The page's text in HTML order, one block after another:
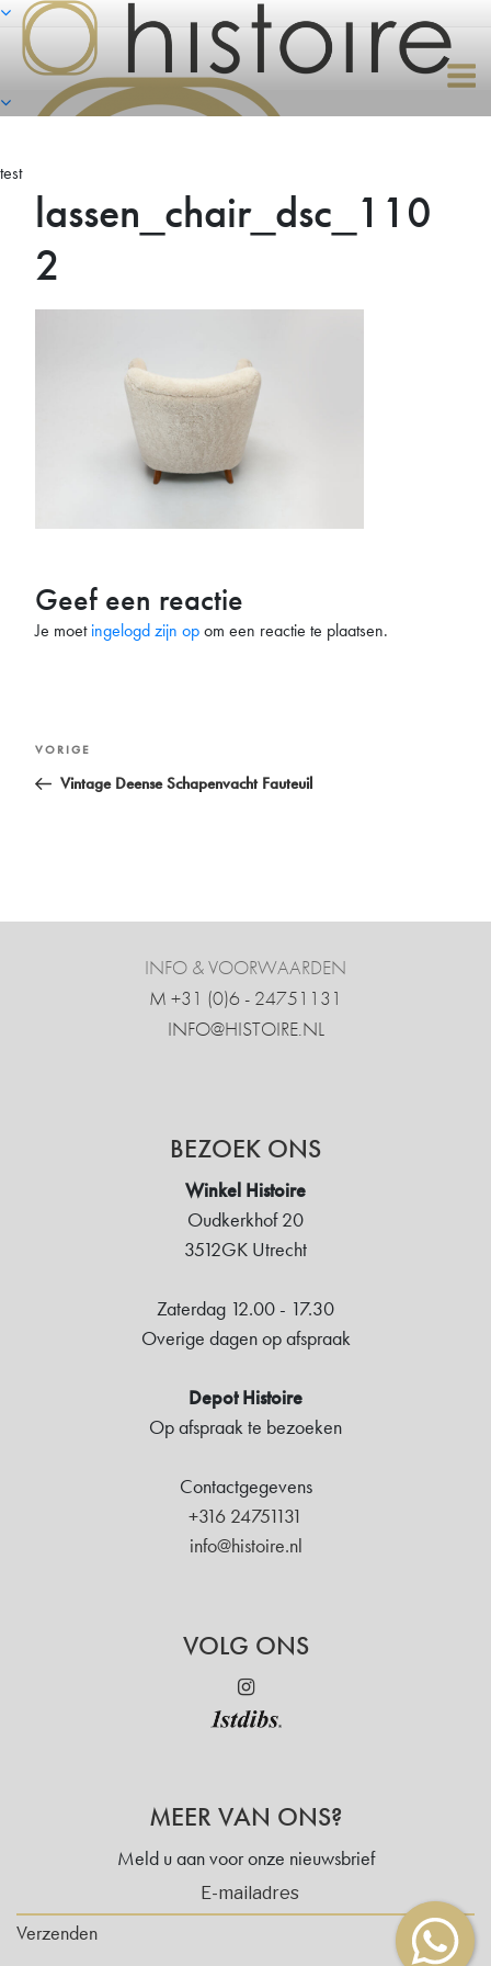
Naar
inhoud
springen
test
lassen_chair_dsc_110
2
Geef een reactie
Je moetingelogd zijn opom een reactie te plaatsen.
Bericht
navigatie
Vorig
bericht
VORIGE
Vintage Deense Schapenvacht Fauteuil
INFO & VOORWAARDEN
M +31 ‍(0)6 - 24751131
INFO@HISTOIRE.NL
BEZOEK ONS
Winkel Histoire
Oudkerkhof 20
3512GK Utrecht
Zaterdag 12.00 - 17.30
Overige dagen op afspraak
Depot Histoire
Op afspraak te bezoeken
Contactgegevens
+316 24751131
info@histoire.nl
VOLG ONS
MEER VAN ONS?
Meld u aan voor onze nieuwsbrief